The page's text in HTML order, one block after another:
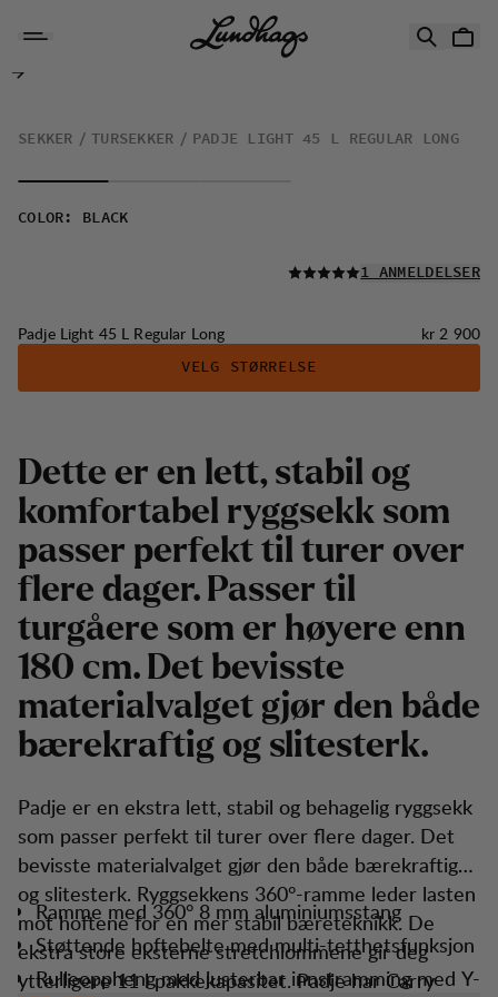
Padje Light 45 L Regular Long
SEKKER TURSEKKER PADJE LIGHT 45 L REGULAR LONG
COLOR : BLACK
LES ALLE
1 ANMELDELSER
Padje Light 45 L Regular Long Pris:
kr 2 900
VELG STØRRELSE
Dette er en lett, stabil og
komfortabel ryggsekk som
passer perfekt til turer over
flere dager. Passer til
turgåere som er høyere enn
180 cm. Det bevisste
materialvalget gjør den både
bærekraftig og slitesterk.
Padje er en ekstra lett, stabil og behagelig ryggsekk
som passer perfekt til turer over flere dager. Det
bevisste materialvalget gjør den både bærekraftig
og slitesterk. Ryggsekkens 360°-ramme leder lasten
mot hoftene for en mer stabil bæreteknikk. De
ekstra store eksterne stretchlommene gir deg
ytterligere 11 l pakkekapasitet. Padje har Carry
Ramme med 360° 8 mm aluminiumsstang
Støttende hoftebelte med multi-tetthetsfunksjon
Rulleoppheng med justerbar innstramming med Y-